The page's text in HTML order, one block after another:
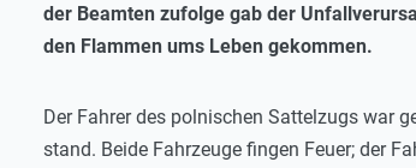
der Beamten zufolge gab der
den Flammen ums Leben gekommen.
Der Fahrer des polnischen Sattelzugs war
stand. Beide Fahrzeuge fingen Feuer; der